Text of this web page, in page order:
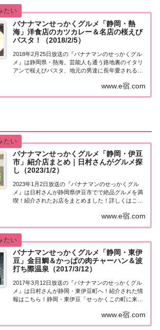
グ...
バナナマンせっかくグルメ「静岡・熱
海」洋食店のカツカレー＆名店の桜えび
パスタ！（2018/2/5）
2018年2月25日放送の『バナナマンのせっかくグル
メ』は静岡県・熱海。芸能人も通う路地裏のイタリ
アンで桜えびパスタ、地元の男達に長年愛される洋
ど、紹介されたお店はこちら！静岡・熱海「せっか
くこの町に来たなら食べたほうがいいグルメは何...
www.e宿.com
バナナマンせっかくグルメ「静岡・伊豆
市」紹介店まとめ｜日村さんがグルメ探
し（2023/1/2）
2023年1月2日放送の『バナナマンのせっかくグル
メ』は日村さんが静岡県伊豆市でで絶品グルメを満
喫！紹介されたお店をまとめました！詳しくはこち
の人に「せっかくこの町に来たなら食べたほうがい
ス...
www.e宿.com
バナナマンせっかくグルメ「静岡・東伊
豆」金目鯛＆かっぱの肉チャーハン＆波
打ち際温泉（2017/3/12）
2017年3月12日放送の『バナナマンのせっかくグル
メ』は日村さんが静岡・東伊豆町へ！紹介された情
報はこちら！静岡・東伊豆「せっかくこの町に来た
国でバナナマン日村さんが地元民オススメの絶品グ
ルメを聞き込み＆食べまくり！今日も先週に引き...
www.e宿.com